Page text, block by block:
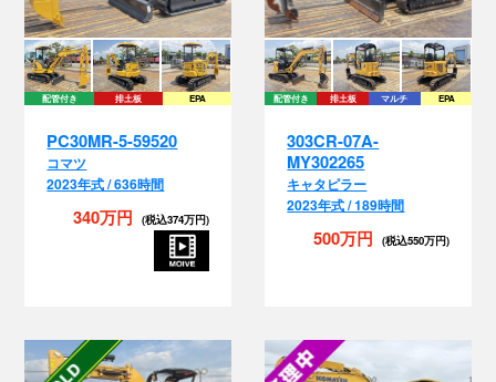
配管付き 排土板 EPA
PC30MR-5-59520
コマツ
2023年式 / 636時間
340万円(税込374万円)
配管付き 排土板 マルチ EPA
303CR-07A-
MY302265
キャタピラー
2023年式 / 189時間
500万円(税込550万円)